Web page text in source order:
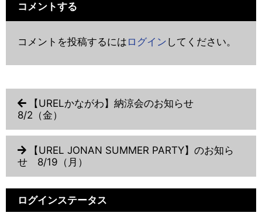
コメントする
コメントを投稿するには ログイン してください。
【URELかながわ】納涼会のお知らせ
8/2（金）
【UREL JONAN SUMMER PARTY】のお知ら
せ 8/19（月）
ログインステータス